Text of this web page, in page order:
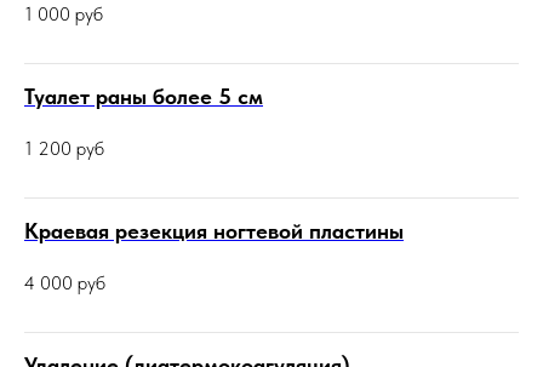
1 000 руб
Туалет раны более 5 см
1 200 руб
Краевая резекция ногтевой пластины
4 000 руб